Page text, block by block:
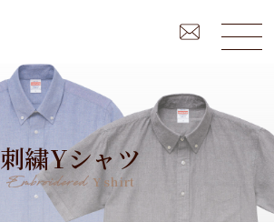
刺繍Yシャツ
Y shirt